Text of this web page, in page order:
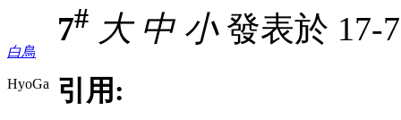
白鳥
HyoGa
7# 大 中 小發表於 17-
引用: